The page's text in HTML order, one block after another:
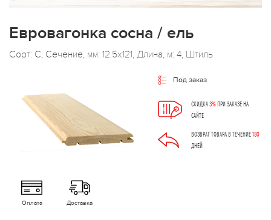
Евровагонка сосна / ель
Сорт: С, Сечение, мм: 12.5x121, Длина, м: 4, Штиль
Под заказ
СКИДКА3%ПРИ ЗАКАЗЕ НА
САЙТЕ
ВОЗВРАТ ТОВАРА В ТЕЧЕНИЕ180
ДНЕЙ
Оплата Доставка